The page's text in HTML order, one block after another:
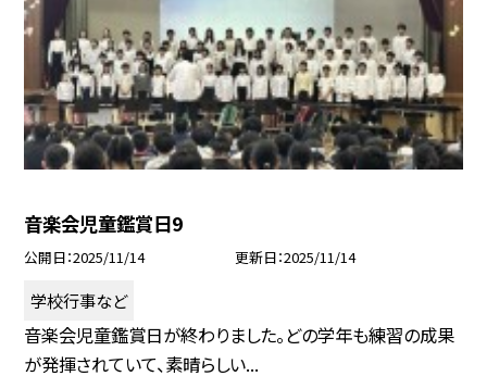
音楽会児童鑑賞日9
公開日 2025/11/14 更新日 2025/11/14
学校行事など
音楽会児童鑑賞日が終わりました。どの学年も練習の成果
が発揮されていて、素晴らしい...